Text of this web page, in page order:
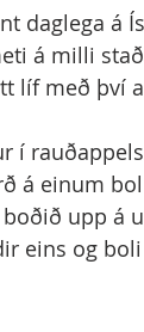
daglega
á milli
líf með því
í
á einum
upp
eins og